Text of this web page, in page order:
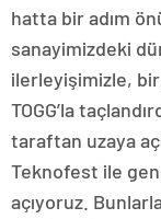
hatta bir adım
sanayimizdeki
ilerleyişimizle,
TOGG’la
taraftan uzaya
Teknofest ile
açıyoruz.